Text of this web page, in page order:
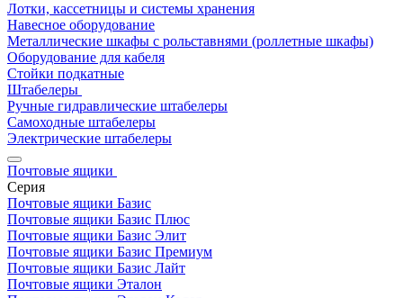
Лотки, кассетницы и системы хранения
Навесное оборудование
Металлические шкафы с рольставнями (роллетные шкафы)
Оборудование для кабеля
Стойки подкатные
Штабелеры
Ручные гидравлические штабелеры
Самоходные штабелеры
Электрические штабелеры
Почтовые ящики
Серия
Почтовые ящики Базис
Почтовые ящики Базис Плюс
Почтовые ящики Базис Элит
Почтовые ящики Базис Премиум
Почтовые ящики Базис Лайт
Почтовые ящики Эталон